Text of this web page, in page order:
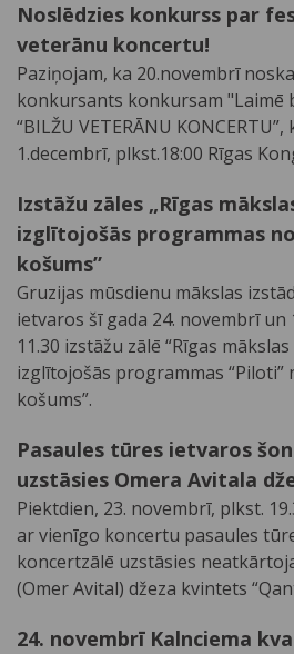
Noslēdzies konkurss par
veterānu koncertu!
Paziņojam, ka 20.novembrī
konkursants konkursam "Laimē
“BILŽU VETERĀNU
1.decembrī, plkst.18:00 Rīgas
Izstāžu zāles „Rīgas
izglītojošās programmas
košums”
Gruzijas mūsdienu mākslas
ietvaros šī gada 24. novembrī un
11.30 izstāžu zālē “Rīgas
izglītojošās programmas “Piloti”
košums”.
Pasaules tūres ietvaros
uzstāsies Omera Avitala
Piektdien, 23. novembrī, plkst.
ar vienīgo koncertu pasaules
koncertzālē uzstāsies
(Omer Avital) džeza kvintets
24. novembrī Kalnciema